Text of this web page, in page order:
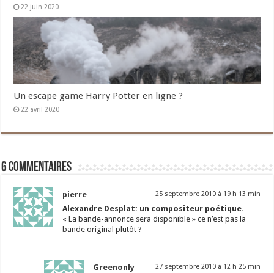
22 juin 2020
Un escape game Harry Potter en ligne ?
22 avril 2020
6 commentaires
pierre 25 septembre 2010 à 19 h 13 min
Alexandre Desplat: un compositeur poétique.
« La bande-annonce sera disponible » ce n’est pas la
bande original plutôt ?
Greenonly 27 septembre 2010 à 12 h 25 min